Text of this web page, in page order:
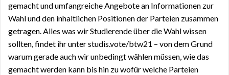
gemacht und umfangreiche Angebote an Informationen zur
Wahl und den inhaltlichen Positionen der Parteien zusammen
getragen. Alles was wir Studierende über die Wahl wissen
sollten, findet ihr unter studis.vote/btw21 – von dem Grund
warum gerade auch wir unbedingt wählen müssen, wie das
gemacht werden kann bis hin zu wofür welche Parteien